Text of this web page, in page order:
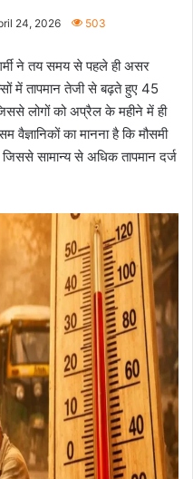
24, 2026 503
ने तय समय से पहले ही असर
में तापमान तेजी से बढ़ते हुए 45
लोगों को अप्रैल के महीने में ही
वैज्ञानिकों का मानना है कि मौसमी
सामान्य से अधिक तापमान दर्ज